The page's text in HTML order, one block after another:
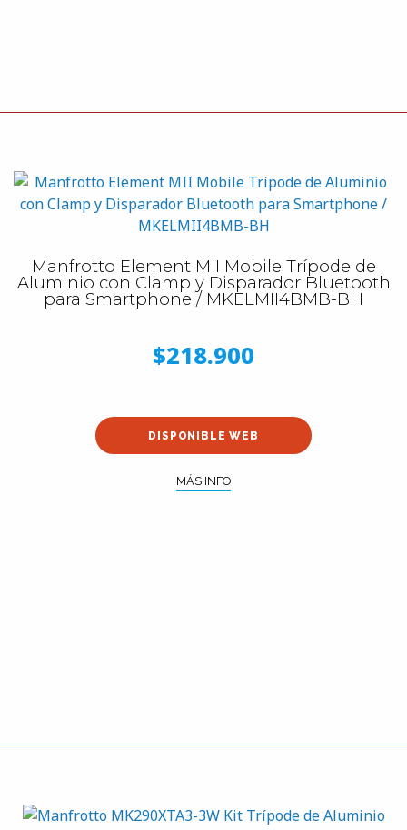
Manfrotto Element MII Mobile Trípode de
Aluminio con Clamp y Disparador Bluetooth
para Smartphone / MKELMII4BMB-BH
$218.900
DISPONIBLE WEB
MÁS INFO